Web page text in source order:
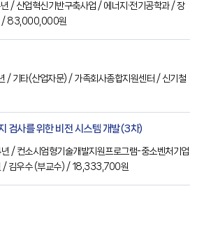
/ 산업혁신기반구축사업 / 에너지·전기공학과 / 장
/ 83,000,000원
/ 기타(산업자문) / 가족회사종합지원센터 / 신기철
검사를 위한 비전 시스템 개발(3차)
/ 컨소시엄형기술개발지원프로그램-중소벤처기업
/ 김우수 (부교수) / 18,333,700원